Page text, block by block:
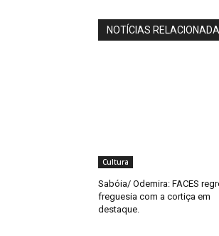
NOTÍCIAS
Cultura
Sabóia/ Odemira: FACES
freguesia com a cortiça em
destaque.